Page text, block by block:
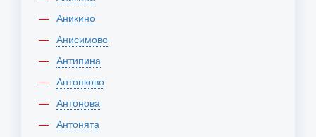
Аникино
Анисимово
Антипина
Антонково
Антонова
Антонята